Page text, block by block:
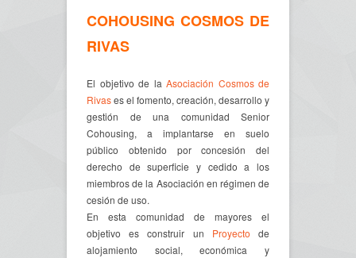
COHOUSING COSMOS DE
RIVAS
El objetivo de la Asociación Cosmos de
Rivases el fomento, creación, desarrollo y
gestión de una comunidad Senior
Cohousing, a implantarse en suelo
público obtenido por concesión del
derecho de superficie y cedido a los
miembros de la Asociación en régimen de
cesión de uso.
En esta comunidad de mayores el
objetivo es construir un Proyecto de
alojamiento social, económica y